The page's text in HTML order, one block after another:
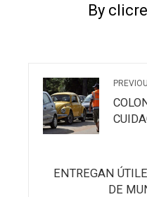
By
ENTREGAN
DE